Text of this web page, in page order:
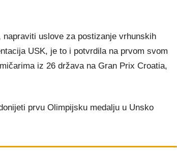
uslove za postizanje vrhunskih
USK, je to i potvrdila na prvom svom
iz 26 država na Gran Prix Croatia,
prvu Olimpijsku medalju u Unsko